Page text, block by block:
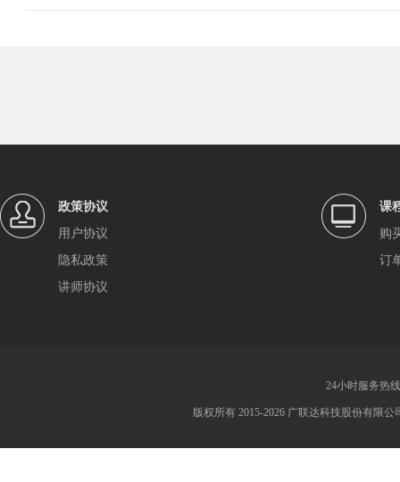
政策协议
用户协议
隐私政策
讲师协议
课
购
订
24小时服务热
版权所有 2015-2026 广联达科技股份有限公